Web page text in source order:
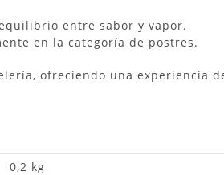
entre sabor y vapor.
en la categoría de postres.
ofreciendo una experiencia
0,2 kg